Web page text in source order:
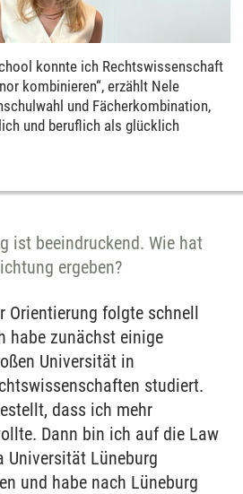
konnte ich Rechtswissenschaft
kombinieren“, erzählt Nele
und Fächerkombination,
und beruflich als glücklich
ist beeindruckend. Wie hat
ergeben?
Orientierung folgte schnell
habe zunächst einige
Universität in
studiert.
dass ich mehr
Dann bin ich auf die Law
Universität Lüneburg
und habe nach Lüneburg